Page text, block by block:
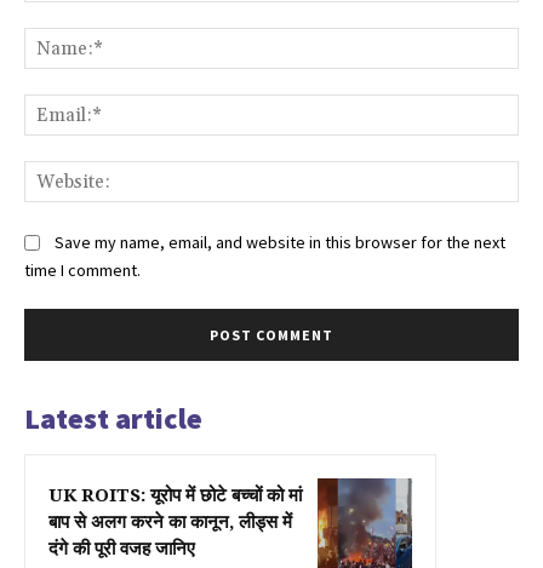
Save my name, email, and website in this browser for the next
time I comment.
Latest article
UK ROITS: यूरोप में छोटे बच्चों को मां
बाप से अलग करने का कानून, लीड्स में
दंगे की पूरी वजह जानिए